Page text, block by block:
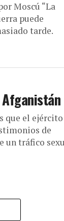
Moscú “La
puede
tarde.
que el
de
un tráfico